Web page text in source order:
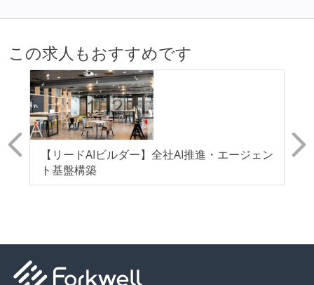
この求人もおすすめです
【リードAIビルダー】全社AI推進・エージェン
ト基盤構築